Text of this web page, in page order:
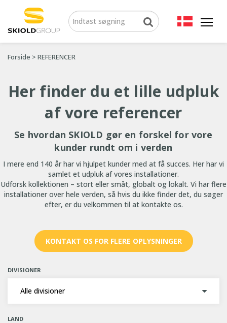
Forside > REFERENCER
Her finder du et lille udpluk
af vore referencer
Se hvordan SKIOLD gør en forskel for vore
kunder rundt om i verden
I mere end 140 år har vi hjulpet kunder med at få succes. Her har vi
samlet et udpluk af vores installationer.
Udforsk kollektionen – stort eller småt, globalt og lokalt. Vi har flere
installationer over hele verden, så hvis du ikke finder det, du søger
efter, er du velkommen til at kontakte os.
KONTAKT OS FOR FLERE OPLYSNINGER
DIVISIONER
LAND